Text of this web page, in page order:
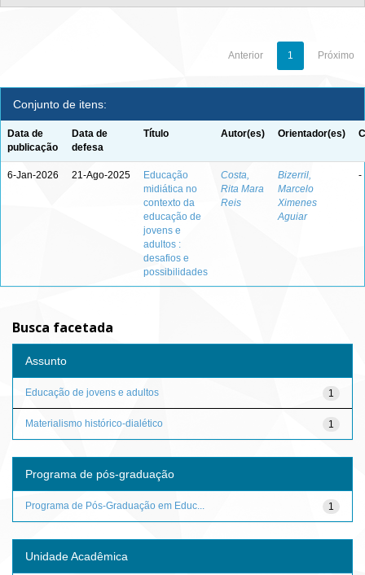
Anterior 1 Próximo
Conjunto de itens:
Data de
publicação
Data de
defesa
Título Autor(es) Orientador(es)
6-Jan-2026 21-Ago-2025
Educação
midiática no
contexto da
educação de
jovens e
adultos :
desafios e
possibilidades
Costa,
Rita Mara
Reis
Bizerril,
Marcelo
Ximenes
Aguiar
-
Busca facetada
Assunto
1
Educação de jovens e adultos
1
Materialismo histórico-dialético
Programa de pós-graduação
1
Programa de Pós-Graduação em Educ...
Unidade Acadêmica